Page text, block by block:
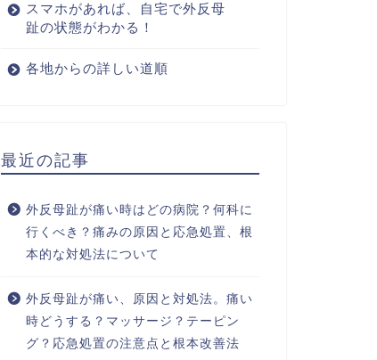
スマホがあれば、自宅で外反母
趾の状態がわかる！
各地からの詳しい道順
最近の記事
外反母趾が痛い時はどの病院？何科に
行くべき？痛みの原因と応急処置、根
本的な対処法について
外反母趾が痛い、原因と対処法。痛い
時どうする？マッサージ？テーピン
グ？応急処置の注意点と根本改善法